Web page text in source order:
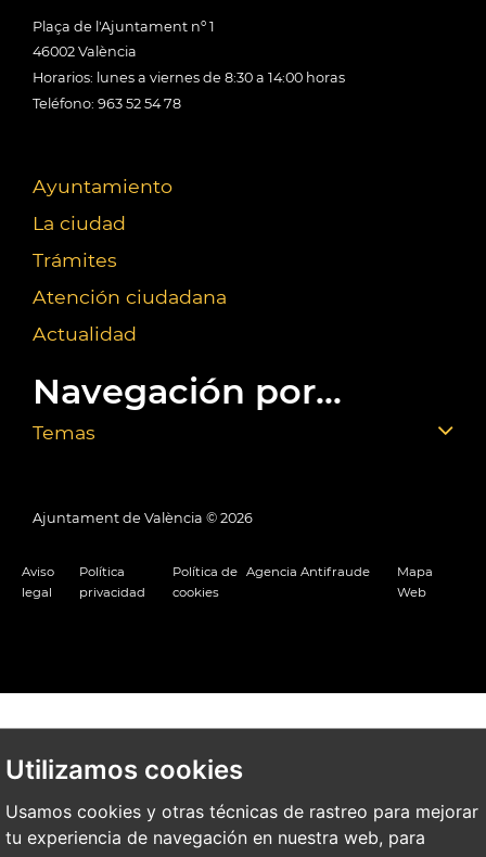
Utilizamos cookies
Usamos cookies y otras técnicas de rastreo para mejorar
tu experiencia de navegación en nuestra web, para
Plaça de l'Ajuntament nº 1
46002 València
Horarios: lunes a viernes de 8:30 a 14:00 horas
Teléfono: 963 52 54 78
Ayuntamiento
La ciudad
Trámites
Atención ciudadana
Actualidad
Navegación por...
Temas
Ajuntament de València © 2026
Aviso
legal
Política
privacidad
Política de
cookies
Agencia Antifraude
Mapa
Web